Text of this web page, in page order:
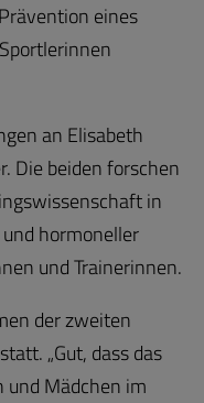
eines
an Elisabeth
Die beiden forschen
in
hormoneller
und Trainerinnen.
der zweiten
„Gut, dass das
und Mädchen im